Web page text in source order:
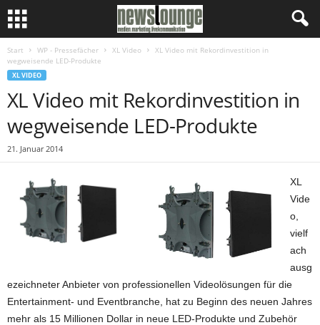
Start WP - Pressefächer XL Video
XL Video mit Rekordinvestition in
wegweisende LED-Produkte
XL VIDEO
XL Video mit Rekordinvestition in
wegweisende LED-Produkte
21. Januar 2014
XL
Vide
o,
vielf
ach
ausg
ezeichneter Anbieter von professionellen Videolösungen für die
Entertainment- und Eventbranche, hat zu Beginn des neuen Jahres
mehr als 15 Millionen Dollar in neue LED-Produkte und Zubehör